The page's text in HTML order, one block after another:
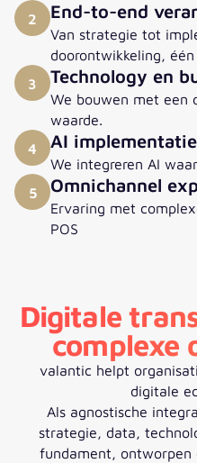
2
End-to-end
Van strategie tot
doorontwikkeling,
3
Technology en
We bouwen met een
waarde.
4
AI
We integreren AI
5
Omnichannel
Ervaring met
POS
Digitale
complexe
valantic helpt
digitale
Als agnostische
strategie, data,
fundament, ontworpen